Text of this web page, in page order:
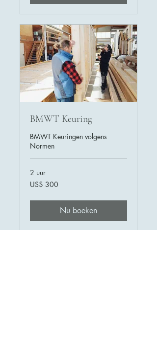
BMWT Keuring
BMWT Keuringen volgens
Normen
2 uur
300
Amerikaanse
US$ 300
Nu boeken